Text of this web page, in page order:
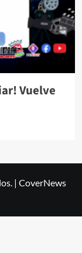
Vuelve
| CoverNews